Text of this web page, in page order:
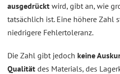
ausgedrückt wird, gibt an, wie
tatsächlich ist. Eine höhere Zahl
niedrigere Fehlertoleranz.
Die Zahl gibt jedoch keine
Qualität des Materials, des